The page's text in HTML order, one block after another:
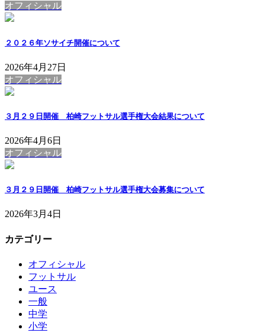
オフィシャル
２０２６年ソサイチ開催について
2026年4月27日
オフィシャル
３月２９日開催 柏崎フットサル選手権大会結果について
2026年4月6日
オフィシャル
３月２９日開催 柏崎フットサル選手権大会募集について
2026年3月4日
カテゴリー
オフィシャル
フットサル
ユース
一般
中学
小学